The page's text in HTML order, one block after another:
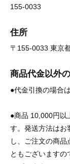
155-0033
住所
〒155-0033 東京
商品代金以外
●代金引換の場合
●商品 10,000円以
す。発送方法はお
し、ご注文の商
ともございます